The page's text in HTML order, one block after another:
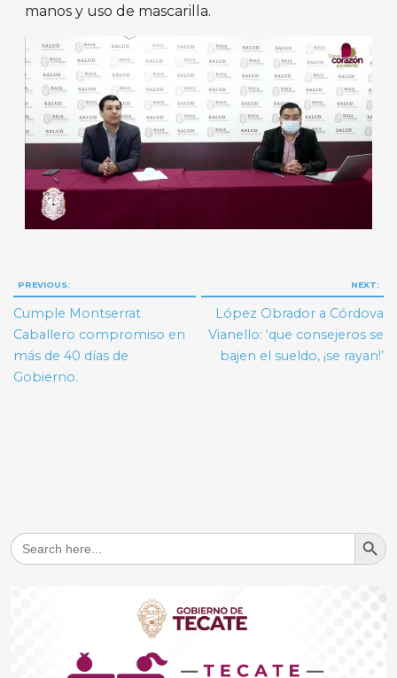
manos y uso de mascarilla.
Navegación
de
entradas
PREVIOUS:
Cumple Montserrat
Caballero compromiso en
más de 40 días de
Gobierno.
NEXT:
López Obrador a Córdova
Vianello: ‘que consejeros se
bajen el sueldo, ¡se rayan!’
Search
for:
Search